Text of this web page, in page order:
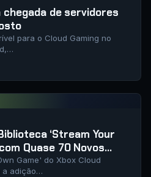
de servidores
para o Cloud Gaming no
‘Stream Your
Quase 70 Novos
Game' do Xbox Cloud
a adição…